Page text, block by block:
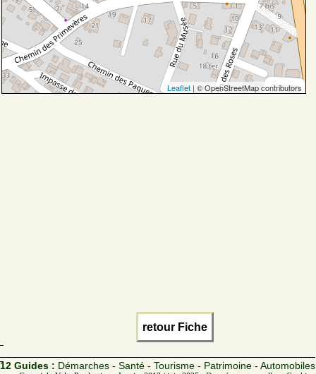
Leaflet | © OpenStreetMap contributors
retour Fiche
12 Guides : Démarches - Santé - Tourisme - Patrimoine - Automobiles